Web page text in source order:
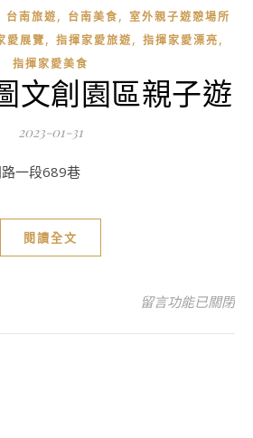
台南旅遊, 台南美食, 室外親子遊憩場所
愛展覽, 指揮家愛旅遊, 指揮家愛漂亮,
指揮家愛美食
文創園區親子遊
2023-01-31
路一段689巷
閱讀全文
在〈台南藍晒圖
留言功能已關閉